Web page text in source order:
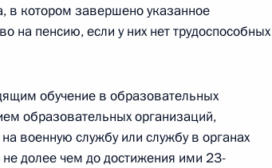
270-ФЗ
«Об автономных учреждениях»
244-ФЗ
в котором завершено указанное
на пенсию, если у них нет трудоспособных
обучение в образовательных
образовательных организаций,
военную службу или службу в органах
не долее чем до достижения ими 23-